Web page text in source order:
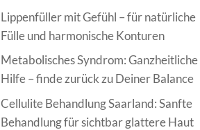
Lippenfüller mit Gefühl – für natürliche
Fülle und harmonische Konturen
Metabolisches Syndrom: Ganzheitliche
Hilfe – finde zurück zu Deiner Balance
Cellulite Behandlung Saarland: Sanfte
Behandlung für sichtbar glattere Haut